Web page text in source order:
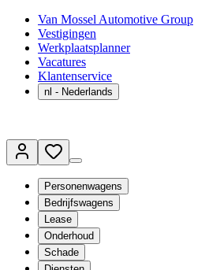
Van Mossel Automotive Group
Vestigingen
Werkplaatsplanner
Vacatures
Klantenservice
nl - Nederlands
Personenwagens
Bedrijfswagens
Lease
Onderhoud
Schade